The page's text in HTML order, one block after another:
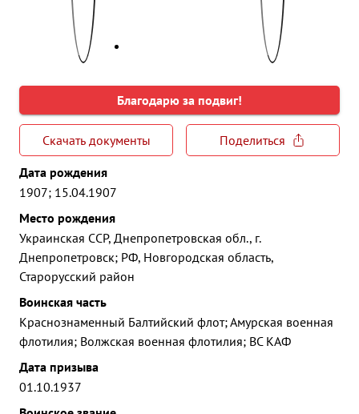
Благодарю за подвиг!
Скачать документы
Поделиться
Дата рождения
1907; 15.04.1907
Место рождения
Украинская ССР, Днепропетровская обл., г.
Днепропетровск; РФ, Новгородская область,
Старорусский район
Воинская часть
Краснознаменный Балтийский флот; Амурская военная
флотилия; Волжская военная флотилия; ВС КАФ
Дата призыва
01.10.1937